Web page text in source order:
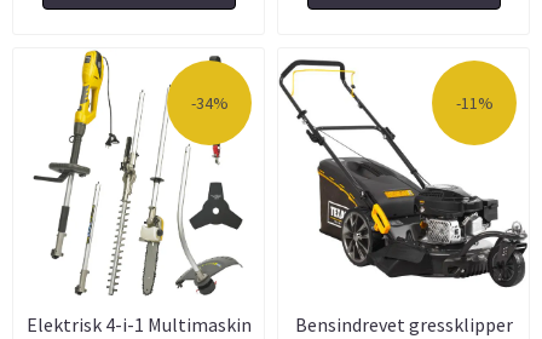
-34%
Elektrisk 4-i-1 Multimaskin
-11%
Bensindrevet gressklipper